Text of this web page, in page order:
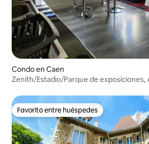
Condo en Caen
Zenith/Estadio/Parque de
Favorito entre huéspedes
Favorito entre huéspedes